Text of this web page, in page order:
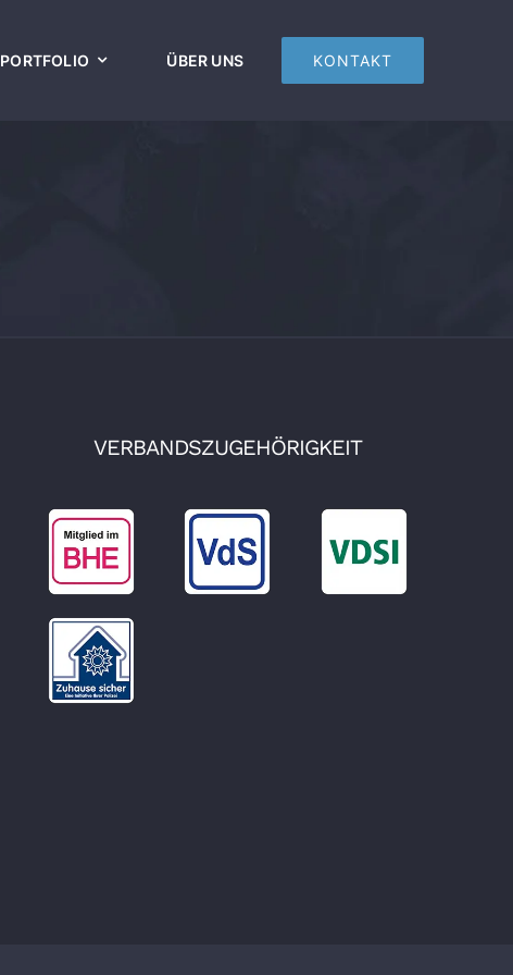
PORTFOLIO ÜBER UNS KONTAKT
VERBANDSZUGEHÖRIGKEIT